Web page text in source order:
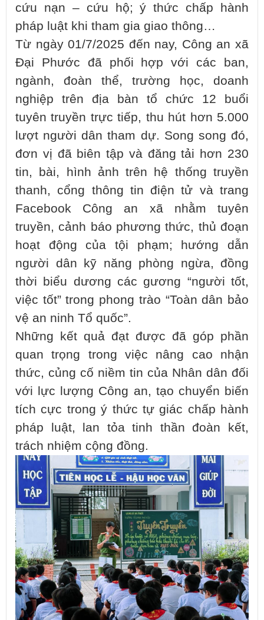
cứu nạn – cứu hộ; ý thức chấp hành
pháp luật khi tham gia giao thông…
Từ ngày 01/7/2025 đến nay, Công an xã
Đại Phước đã phối hợp với các ban,
ngành, đoàn thể, trường học, doanh
nghiệp trên địa bàn tổ chức 12 buổi
tuyên truyền trực tiếp, thu hút hơn 5.000
lượt người dân tham dự. Song song đó,
đơn vị đã biên tập và đăng tải hơn 230
tin, bài, hình ảnh trên hệ thống truyền
thanh, cổng thông tin điện tử và trang
Facebook Công an xã nhằm tuyên
truyền, cảnh báo phương thức, thủ đoạn
hoạt động của tội phạm; hướng dẫn
người dân kỹ năng phòng ngừa, đồng
thời biểu dương các gương “người tốt,
việc tốt” trong phong trào “Toàn dân bảo
vệ an ninh Tổ quốc”.
Những kết quả đạt được đã góp phần
quan trọng trong việc nâng cao nhận
thức, củng cố niềm tin của Nhân dân đối
với lực lượng Công an, tạo chuyển biến
tích cực trong ý thức tự giác chấp hành
pháp luật, lan tỏa tinh thần đoàn kết,
trách nhiệm cộng đồng.